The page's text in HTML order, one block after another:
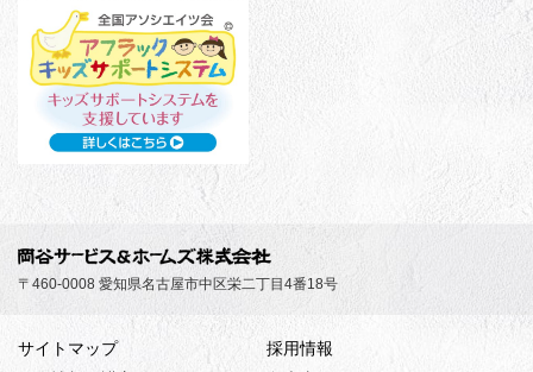
〒460-0008 愛知県名古屋市中区栄二丁目4番18号
サイトマップ
採用情報